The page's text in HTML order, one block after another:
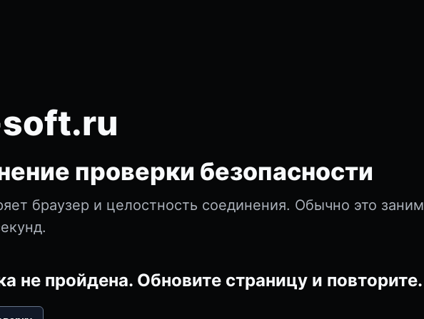
проверки безопасности
браузер и целостность соединения. Обычно это
не пройдена. Обновите страницу и повторите.